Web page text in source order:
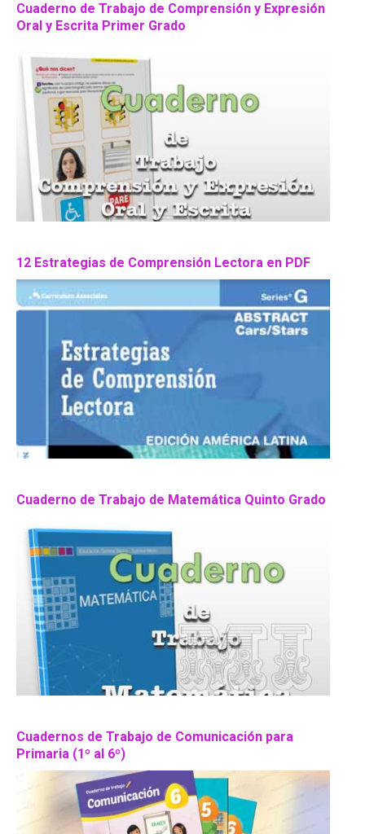
Cuaderno de Trabajo de Comprensión y Expresión
Oral y Escrita Primer Grado
12 Estrategias de Comprensión Lectora en PDF
Cuaderno de Trabajo de Matemática Quinto Grado
Cuadernos de Trabajo de Comunicación para
Primaria (1º al 6º)